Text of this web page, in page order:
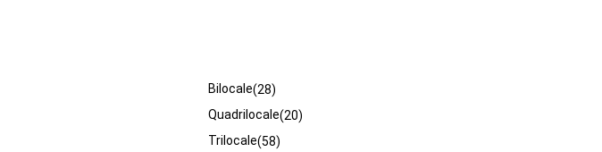
Bilocale(28)
Quadrilocale(20)
Trilocale(58)